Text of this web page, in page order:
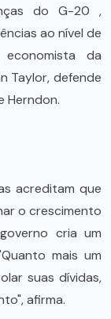
do G-20 ,
ao nível de
da
Taylor, defende
Herndon.
acreditam que
o crescimento
cria um
mais um
suas dívidas,
afirma.